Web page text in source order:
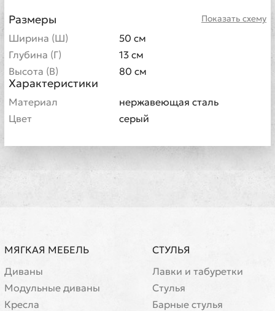
Показать схему
Размеры
Ширина (Ш)
50 см
Глубина (Г)
13 см
Высота (В)
80 см
Характеристики
Материал
нержавеющая сталь
Цвет
серый
МЯГКАЯ МЕБЕЛЬ
Диваны
Модульные диваны
Кресла
СТУЛЬЯ
Лавки и табуретки
Стулья
Барные стулья